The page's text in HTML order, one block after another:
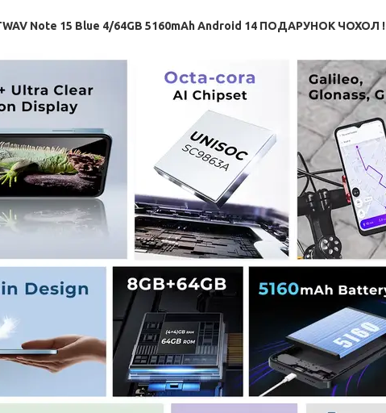
Note 15 Blue 4/64GB 5160mAh Android 14 ПОДАРУНОК ЧОХОЛ !